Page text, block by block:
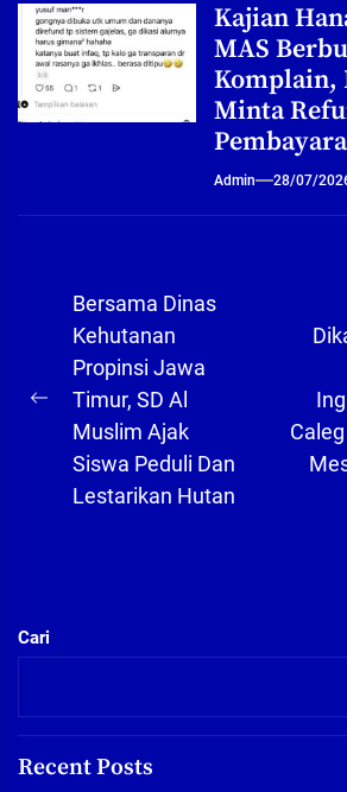
Kajian
MAS
Komplain,
Minta
Admin 28/07/
Navigasi
pos
Previous
post:
Bersama Dinas
Kehutanan
Propinsi Jawa
Timur, SD Al
Muslim Ajak
Siswa Peduli Dan
Lestarikan Hutan
Cari
Recent Posts